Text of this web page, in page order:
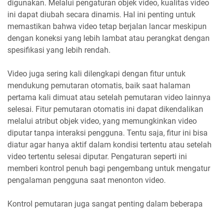
digunakan. Melalui pengaturan objek video, kualitas video
ini dapat diubah secara dinamis. Hal ini penting untuk
memastikan bahwa video tetap berjalan lancar meskipun
dengan koneksi yang lebih lambat atau perangkat dengan
spesifikasi yang lebih rendah.
Video juga sering kali dilengkapi dengan fitur untuk
mendukung pemutaran otomatis, baik saat halaman
pertama kali dimuat atau setelah pemutaran video lainnya
selesai. Fitur pemutaran otomatis ini dapat dikendalikan
melalui atribut objek video, yang memungkinkan video
diputar tanpa interaksi pengguna. Tentu saja, fitur ini bisa
diatur agar hanya aktif dalam kondisi tertentu atau setelah
video tertentu selesai diputar. Pengaturan seperti ini
memberi kontrol penuh bagi pengembang untuk mengatur
pengalaman pengguna saat menonton video.
Kontrol pemutaran juga sangat penting dalam beberapa